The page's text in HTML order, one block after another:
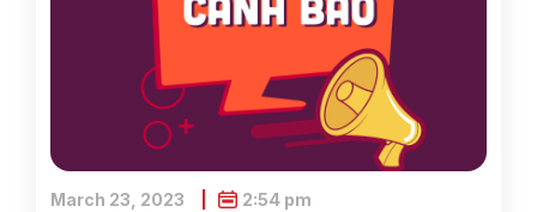
March 23, 2023 2:54 pm